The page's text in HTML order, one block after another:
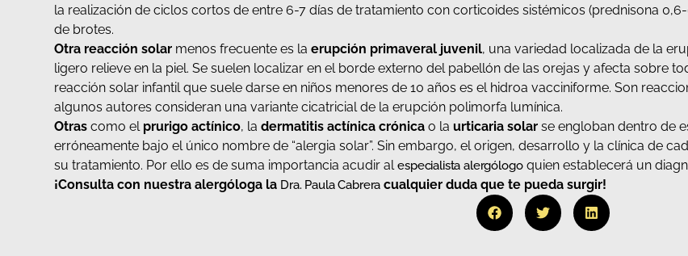
la realización de ciclos cortos de entre 6-7 días de tratamiento con corticoides sistémicos (prednisona
de brotes.
Otra reacción solar menos frecuente es laerupción primaveral juvenil, una variedad localizada de la
ligero relieve en la piel. Se suelen localizar en el borde externo del pabellón de las orejas y afecta sobre
reacción solar infantil que suele darse en niños menores de 10 años es el hidroa vacciniforme. Son
algunos autores consideran una variante cicatricial de la erupción polimorfa lumínica.
Otras como el prurigo actínico, ladermatitis actínica crónicao laurticaria solar se engloban dentro de
erróneamente bajo el único nombre de “alergia solar”. Sin embargo, el origen, desarrollo y la clínica de
su tratamiento. Por ello es de suma importancia acudir alespecialista alergólogoquien establecerá un
¡Consulta con nuestra alergóloga la Dra. Paula Cabrera cualquier duda que te pueda surgir!